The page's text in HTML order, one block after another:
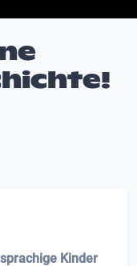
Kinder